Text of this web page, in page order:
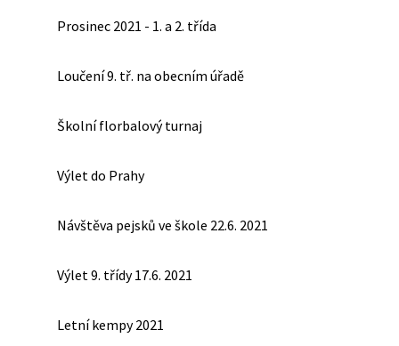
Prosinec 2021 - 1. a 2. třída
Loučení 9. tř. na obecním úřadě
Školní florbalový turnaj
Výlet do Prahy
Návštěva pejsků ve škole 22.6. 2021
Výlet 9. třídy 17.6. 2021
Letní kempy 2021